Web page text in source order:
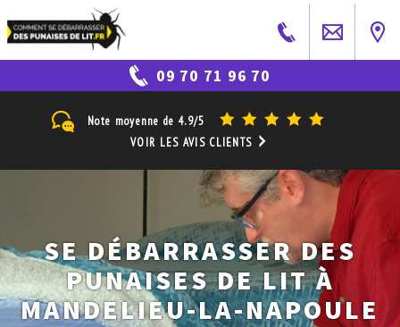
09 70 71 96 70
Note moyenne de 4.9/5
VOIR LES AVIS CLIENTS
SE DÉBARRASSER DES
PUNAISES DE LIT À
MANDELIEU-LA-NAPOULE